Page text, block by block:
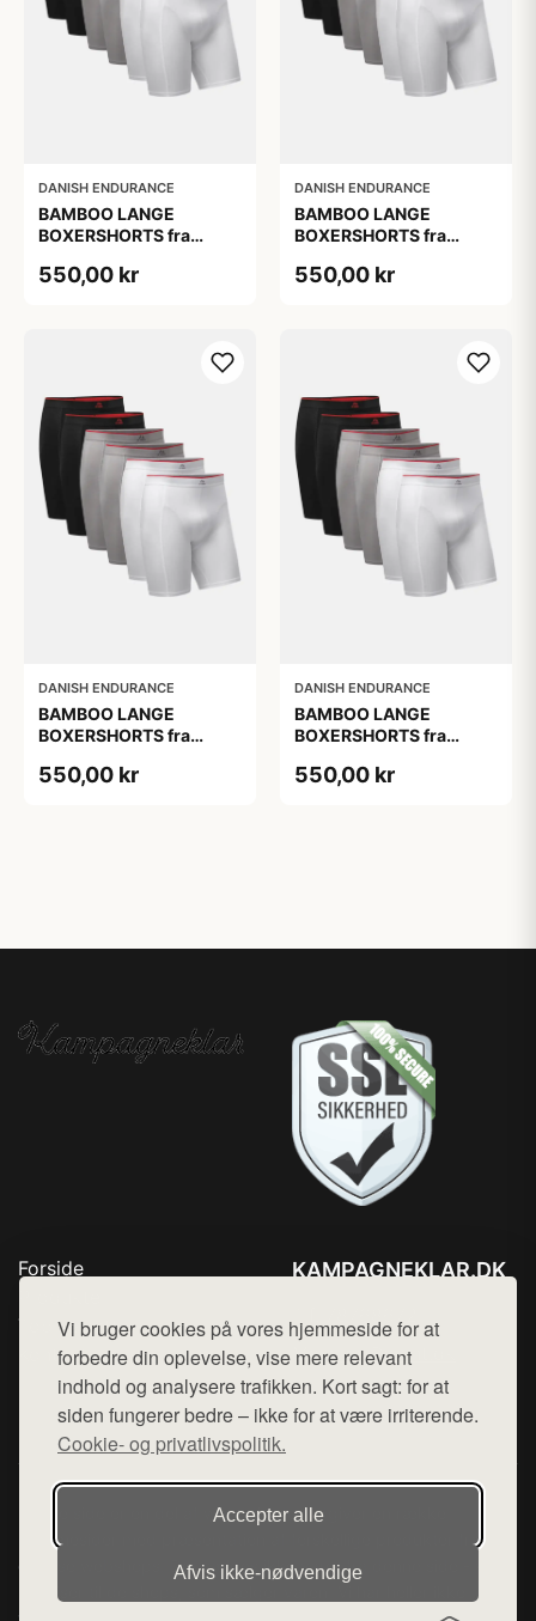
Vi bruger cookies på vores hjemmeside for at
forbedre din oplevelse, vise mere relevant
indhold og analysere trafikken. Kort sagt: for at
siden fungerer bedre – ikke for at være irriterende.
Cookie- og privatlivspolitik.
Accepter alle
Afvis ikke‑nødvendige
DANISH ENDURANCE
BAMBOO LANGE
BOXERSHORTS fra
Sort/Rød | Grå | Hvid 6-
550,00 kr
DANISH ENDURANCE
BAMBOO LANGE
BOXERSHORTS fra
Sort/Rød | Grå | Hvid 6-
550,00 kr
DANISH ENDURANCE
BAMBOO LANGE
BOXERSHORTS fra
Sort/Rød | Grå | Hvid 6-
550,00 kr
DANISH ENDURANCE
BAMBOO LANGE
BOXERSHORTS fra
Sort/Rød | Grå | Hvid 6-
550,00 kr
Forside
Top Rabatter
Kontakt
KAMPAGNEKLAR.DK
Mail: hej@want.dk
Cookie- og privatlivspolitik
Denne side er en del af want.dk, der udgiver en række
hjemmesider med præsentation af forskellige produkter fra
diverse webshops. Der sælges ikke varer fra denne side - vi